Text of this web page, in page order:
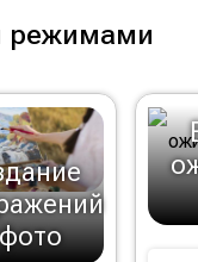
режимами